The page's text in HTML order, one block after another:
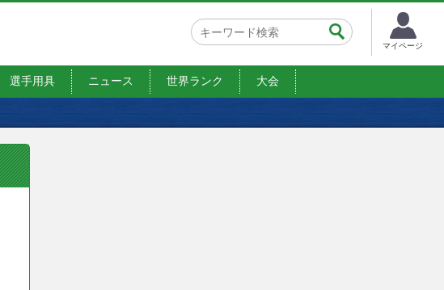
マイページ
選手用具 ニュース 世界ランク 大会